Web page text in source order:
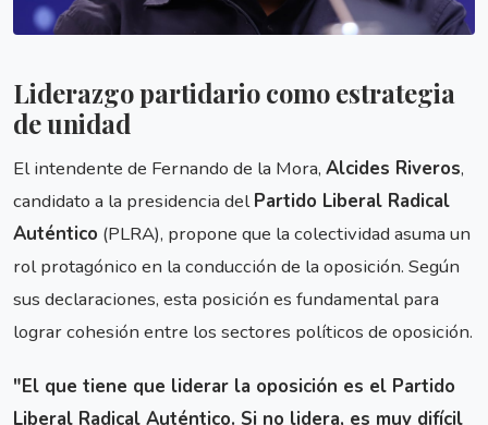
Liderazgo partidario como estrategia
de unidad
El intendente de Fernando de la Mora, Alcides Riveros,
candidato a la presidencia delPartido Liberal Radical
Auténtico (PLRA), propone que la colectividad asuma un
rol protagónico en la conducción de la oposición. Según
sus declaraciones, esta posición es fundamental para
lograr cohesión entre los sectores políticos de oposición.
"El que tiene que liderar la oposición es el Partido
Liberal Radical Auténtico. Si no lidera, es muy difícil